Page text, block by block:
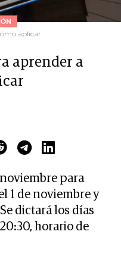
aplicar
aprender a
para
1 de noviembre y
dictará los días
horario de